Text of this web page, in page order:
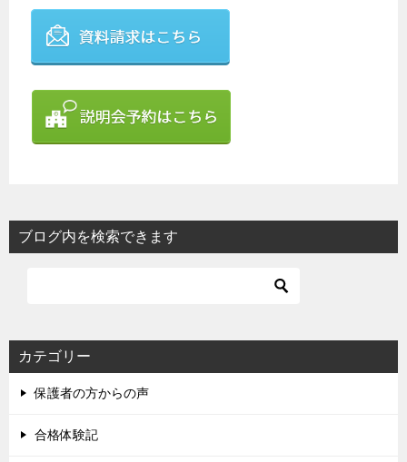
ブログ内を検索できます
カテゴリー
保護者の方からの声
合格体験記